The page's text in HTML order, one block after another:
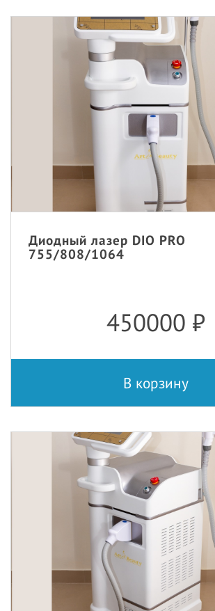
Диодный лазер DIO PRO
755/808/1064
450000 ₽
В корзину